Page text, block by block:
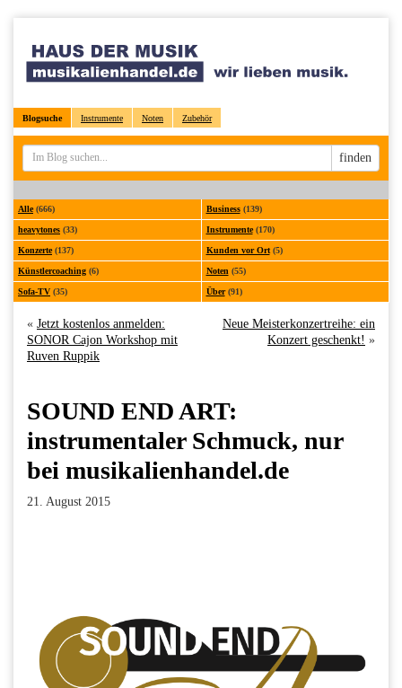
Blogsuche Instrumente Noten Zubehör
Sucheingabe
finden
Alle(666) Business(139)
heavytones (33) Instrumente(170)
Konzerte(137) Kunden vor Ort(5)
Künstlercoaching (6) Noten (55)
Sofa-TV (35) Über(91)
« Jetzt kostenlos anmelden:
SONOR Cajon Workshop mit
Ruven Ruppik
Neue Meisterkonzertreihe: ein
Konzert geschenkt! »
SOUND END ART:
instrumentaler Schmuck, nur
bei musikalienhandel.de
21. August 2015